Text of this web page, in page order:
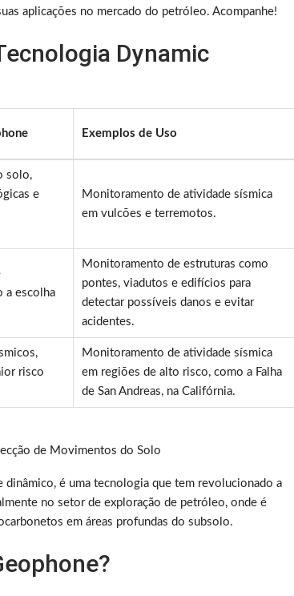
aplicações no mercado do petróleo. Acompanhe!
Dynamic
Exemplos de Uso
solo,
e
Monitoramento de atividade sísmica
em vulcões e terremotos.
a escolha
Monitoramento de estruturas como
pontes, viadutos e edifícios para
detectar possíveis danos e evitar
acidentes.
risco
Monitoramento de atividade sísmica
em regiões de alto risco, como a Falha
de San Andreas, na Califórnia.
de Movimentos do Solo
é uma tecnologia que tem revolucionado a
no setor de exploração de petróleo, onde é
em áreas profundas do subsolo.